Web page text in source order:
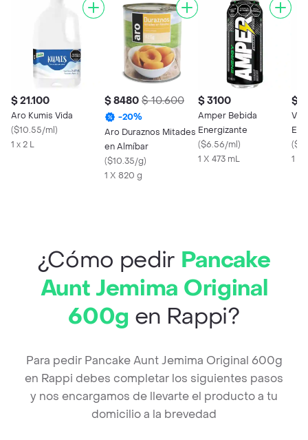
$ 21.100
Aro Kumis Vida
($10.55/ml)
1 x 2 L
$ 8480 $ 10.600
-20%
Aro Duraznos Mitades
en Almíbar
($10.35/g)
1 X 820 g
$ 3100
Amper Bebida
Energizante
($6.56/ml)
1 X 473 mL
$
(
1 X
¿Cómo pedir Pancake
Aunt Jemima Original
600g en Rappi?
Para pedir Pancake Aunt Jemima Original 600g
en Rappi debes completar los siguientes pasos
y nos encargamos de llevarte el producto a tu
domicilio a la brevedad